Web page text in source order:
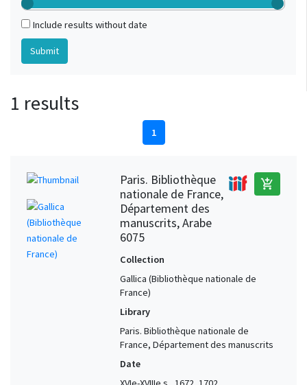
Include results without date
1 results
1
Paris. Bibliothèque
nationale de France,
Département des
manuscrits, Arabe
6075
add_shopping_cart
Collection
Gallica (Bibliothèque nationale de
France)
Library
Paris. Bibliothèque nationale de
France, Département des manuscrits
Date